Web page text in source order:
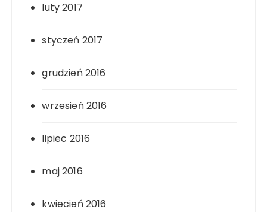
luty 2017
styczeń 2017
grudzień 2016
wrzesień 2016
lipiec 2016
maj 2016
kwiecień 2016